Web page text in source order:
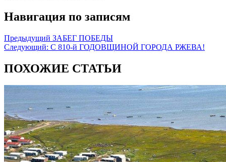
Навигация по записям
Предыдущий ЗАБЕГ ПОБЕДЫ
Следующий: С 810-й ГОДОВЩИНОЙ ГОРОДА РЖЕВА!
ПОХОЖИЕ СТАТЬИ